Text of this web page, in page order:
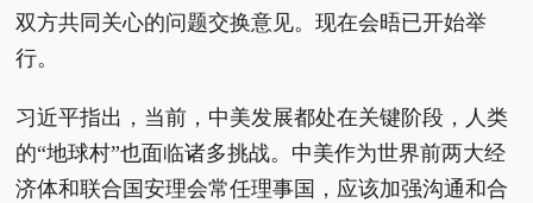
双方共同关心的问题交换意见。现在会晤已开始举
行。
习近平指出，当前，中美发展都处在关键阶段，人类
的“地球村”也面临诸多挑战。中美作为世界前两大经
济体和联合国安理会常任理事国，应该加强沟通和合